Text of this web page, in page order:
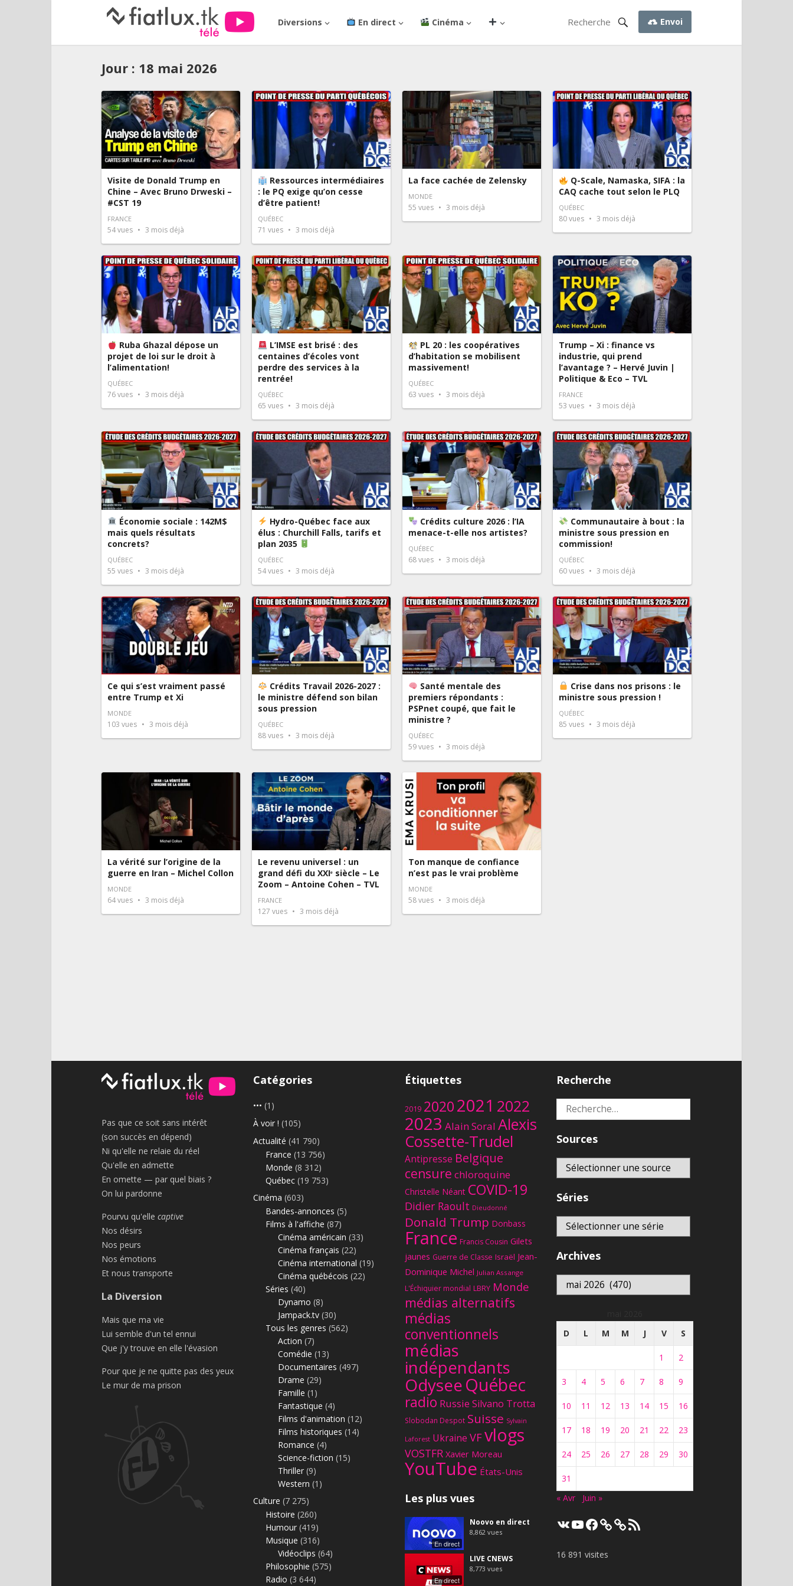
Diversions En direct Cinéma Envoi
Jour : 18 mai 2026
Visite de Donald Trump en
Chine – Avec Bruno Drweski –
#CST 19
FRANCE
54vues 3 mois déjà
Ressources intermédiaires
: le PQ exige qu’on cesse
d’être patient!
QUÉBEC
71 vues 3 mois déjà
La face cachée de Zelensky
MONDE
55 vues 3 mois déjà
Q-Scale, Namaska, SIFA : la
CAQ cache tout selon le PLQ
QUÉBEC
80vues 3 mois déjà
Ruba Ghazal dépose un
projet de loi sur le droit à
l’alimentation!
QUÉBEC
76vues 3 mois déjà
L’IMSE est brisé : des
centaines d’écoles vont
perdre des services à la
rentrée!
QUÉBEC
65 vues 3 mois déjà
PL 20 : les coopératives
d’habitation se mobilisent
massivement!
QUÉBEC
63 vues 3 mois déjà
Trump – Xi : finance vs
industrie, qui prend
l’avantage ? – Hervé Juvin |
Politique & Eco – TVL
FRANCE
53 vues 3 mois déjà
Économie sociale : 142M$
mais quels résultats
concrets?
QUÉBEC
55 vues 3 mois déjà
Hydro-Québec face aux
élus : Churchill Falls, tarifs et
plan 2035
QUÉBEC
54vues 3 mois déjà
Crédits culture 2026 : l’IA
menace-t-elle nos artistes?
QUÉBEC
68vues 3 mois déjà
Communautaire à bout : la
ministre sous pression en
commission!
QUÉBEC
60vues 3 mois déjà
Ce qui s’est vraiment passé
entre Trump et Xi
MONDE
103 vues 3 mois déjà
Crédits Travail 2026-2027 :
le ministre défend son bilan
sous pression
QUÉBEC
88vues 3 mois déjà
Santé mentale des
premiers répondants :
PSPnet coupé, que fait le
ministre ?
QUÉBEC
59vues 3 mois déjà
Crise dans nos prisons : le
ministre sous pression !
QUÉBEC
85 vues 3 mois déjà
La vérité sur l’origine de la
guerre en Iran – Michel Collon
MONDE
64vues 3 mois déjà
Le revenu universel : un
grand défi du XXIᵉ siècle – Le
Zoom – Antoine Cohen – TVL
FRANCE
127 vues 3 mois déjà
Ton manque de confiance
n’est pas le vrai problème
MONDE
58vues 3 mois déjà
Pas que ce soit sans intérêt
(son succès en dépend)
Ni qu'elle ne relaie du réel
Qu'elle en admette
En omette — par quel biais ?
On lui pardonne
Pourvu qu'elle captive
Nos désirs
Nos peurs
Nos émotions
Et nous transporte
La Diversion
Mais que ma vie
Lui semble d'un tel ennui
Que j'y trouve en elle l'évasion
Pour que je ne quitte pas des yeux
Le mur de ma prison
Catégories
••• (1)
À voir ! (105)
Actualité (41 790)
France (13 756)
Monde (8 312)
Québec (19 753)
Cinéma (603)
Bandes-annonces (5)
Films à l'affiche (87)
Cinéma américain (33)
Cinéma français (22)
Cinéma international (19)
Cinéma québécois (22)
Séries (40)
Dynamo (8)
Jampack.tv (30)
Tous les genres (562)
Action (7)
Comédie (13)
Documentaires (497)
Drame (29)
Famille (1)
Fantastique (4)
Films d'animation (12)
Films historiques (14)
Romance (4)
Science-fiction (15)
Thriller (9)
Western (1)
Culture (7 275)
Histoire (260)
Humour (419)
Musique (316)
Vidéoclips (64)
Philosophie (575)
Radio (3 644)
Étiquettes
2019 20202021 2022
2023 Alain Soral Alexis
Cossette-Trudel
Antipresse Belgique
censure chloroquine
Christelle Néant COVID-19
Didier Raoult Dieudonné
Donald Trump Donbass
France Francis Cousin Gilets
jaunes Guerre de Classe Israël Jean-
Dominique Michel Julian Assange
L'Échiquier mondial LBRY Monde
médias alternatifs
médias
conventionnels
médias
indépendants
OdyseeQuébec
radio Russie Silvano Trotta
Slobodan Despot Suisse Sylvain
Laforest Ukraine VFvlogs
VOSTFR Xavier Moreau
YouTube États-Unis
Les plus vues
En direct
Noovo en direct
8,862 vues
En direct
LIVE CNEWS
8,773 vues
Recherche
Rechercher :
Sources
Séries
Archives
Archives
D
L M M J V S
1 2
3 4 5 6 7 8 9
10 11 12 13 14 15 16
17 18 19 20 21 22 23
24 25 26 27 28 29 30
31
« Avr
Juin »
VK YouTube
Facebook Flux
RSS
16 891 visites